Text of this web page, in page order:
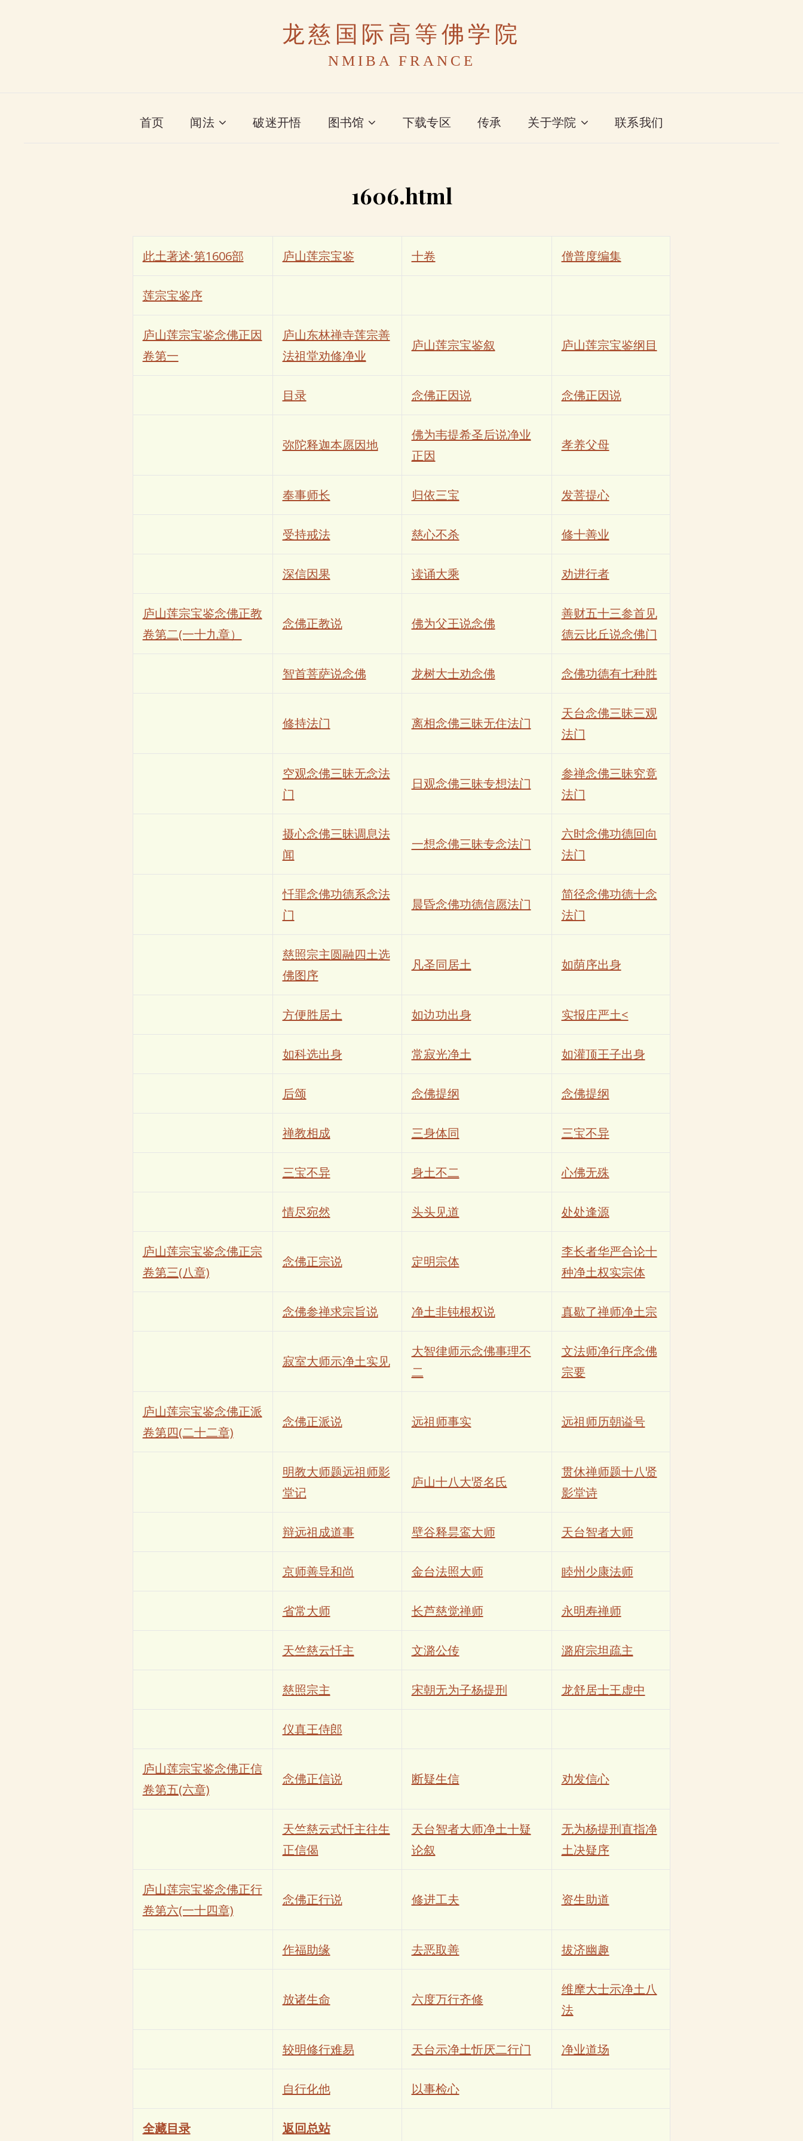
龙慈国际高等佛学院
NMIBA FRANCE
首页 闻法 破迷开悟 图书馆 下载专区 传承 关于学院 联系我们
1606.html
此土著述·第1606部 庐山莲宗宝鉴 十卷 僧普度编集
莲宗宝鉴序
庐山莲宗宝鉴念佛正因
卷第一
庐山东林禅寺莲宗善
法祖堂劝修净业
庐山莲宗宝鉴叙 庐山莲宗宝鉴纲目
目录 念佛正因说 念佛正因说
弥陀释迦本愿因地
佛为韦提希圣后说净业
正因
孝养父母
奉事师长 归依三宝 发菩提心
受持戒法 慈心不杀 修十善业
深信因果 读诵大乘 劝进行者
庐山莲宗宝鉴念佛正教
卷第二(一十九章）
念佛正教说 佛为父王说念佛
善财五十三参首见
德云比丘说念佛门
智首菩萨说念佛 龙树大士劝念佛 念佛功德有七种胜
修持法门 离相念佛三昧无住法门
天台念佛三昧三观
法门
空观念佛三昧无念法
门
日观念佛三昧专想法门
参禅念佛三昧究竟
法门
摄心念佛三昧调息法
闻
一想念佛三昧专念法门
六时念佛功德回向
法门
忏罪念佛功德系念法
门
晨昏念佛功德信愿法门
简径念佛功德十念
法门
慈照宗主圆融四土选
佛图序
凡圣同居土 如荫序出身
方便胜居土 如边功出身 实报庄严土<
如科选出身 常寂光净土 如灌顶王子出身
后颂 念佛提纲 念佛提纲
禅教相成 三身体同 三宝不异
三宝不异 身土不二 心佛无殊
情尽宛然 头头见道 处处逢源
庐山莲宗宝鉴念佛正宗
卷第三(八章)
念佛正宗说 定明宗体
李长者华严合论十
种净土权实宗体
念佛参禅求宗旨说 净土非钝根权说 真歇了禅师净土宗
寂室大师示净土实见
大智律师示念佛事理不
二
文法师净行序念佛
宗要
庐山莲宗宝鉴念佛正派
卷第四(二十二章)
念佛正派说 远祖师事实 远祖师历朝谥号
明教大师题远祖师影
堂记
庐山十八大贤名氏
贯休禅师题十八贤
影堂诗
辩远祖成道事 壁谷释昙鸾大师 天台智者大师
京师善导和尚 金台法照大师 睦州少康法师
省常大师 长芦慈觉禅师 永明寿禅师
天竺慈云忏主 文潞公传 潞府宗坦疏主
慈照宗主 宋朝无为子杨提刑 龙舒居士王虚中
仪真王侍郎
庐山莲宗宝鉴念佛正信
卷第五(六章)
念佛正信说 断疑生信 劝发信心
天竺慈云式忏主往生
正信偈
天台智者大师净土十疑
论叙
无为杨提刑直指净
土决疑序
庐山莲宗宝鉴念佛正行
卷第六(一十四章)
念佛正行说 修进工夫 资生助道
作福助缘 去恶取善 拔济幽趣
放诸生命 六度万行齐修
维摩大士示净土八
法
较明修行难易 天台示净土忻厌二行门 净业道场
自行化他 以事检心
全藏目录 返回总站